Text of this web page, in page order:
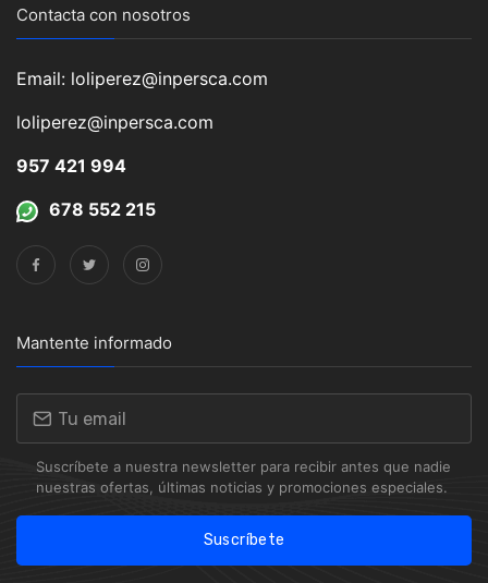
Contacta con nosotros
Email: loliperez@inpersca.com
loliperez@inpersca.com
957 421 994
678 552 215
Mantente informado
Suscríbete a nuestra newsletter para recibir antes que nadie
nuestras ofertas, últimas noticias y promociones especiales.
Suscríbete